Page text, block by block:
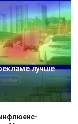
лучше